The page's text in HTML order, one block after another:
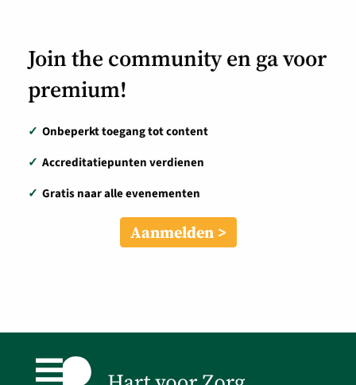
Join the community en ga voor
premium!
✓ Onbeperkt toegang tot content
✓ Accreditatiepunten verdienen
✓ Gratis naar alle evenementen
Aanmelden